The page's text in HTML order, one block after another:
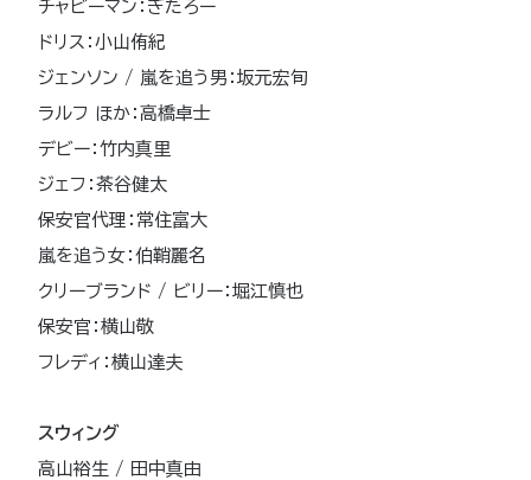
チャビーマン：ぎたろー
ドリス：小山侑紀
ジェンソン / 嵐を追う男：坂元宏旬
ラルフ ほか：高橋卓士
デビー：竹内真里
ジェフ：茶谷健太
保安官代理：常住富大
嵐を追う女：伯鞘麗名
クリーブランド / ビリー：堀江慎也
保安官：横山敬
フレディ：横山達夫
スウィング
高山裕生 / 田中真由